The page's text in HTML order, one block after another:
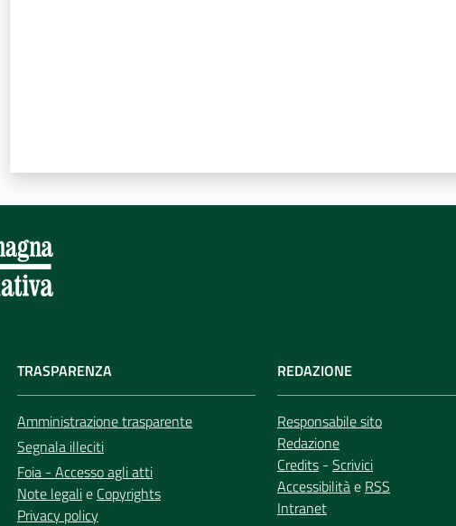
TRASPARENZA
Amministrazione trasparente
Segnala illeciti
Foia - Accesso agli atti
Note legalie Copyrights
Privacy policy
REDAZIONE
Responsabile sito
Redazione
Credits - Scrivici
Accessibilitàe RSS
Intranet